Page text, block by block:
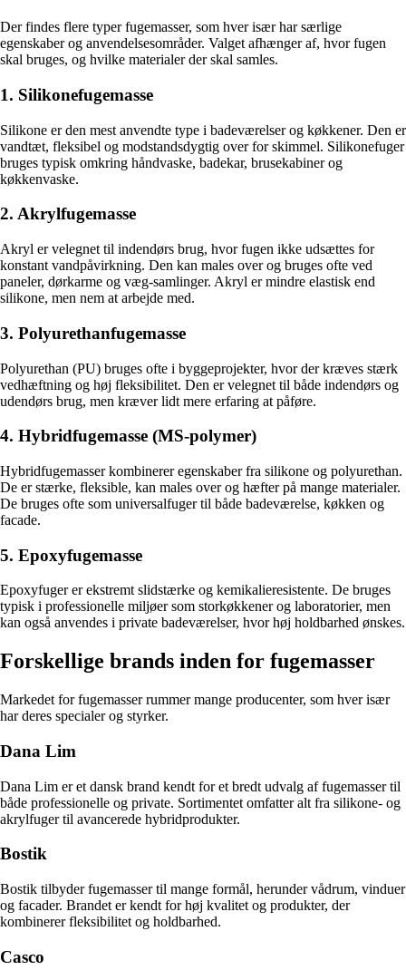
Der findes flere typer fugemasser, som hver især har særlige
egenskaber og anvendelsesområder. Valget afhænger af, hvor fugen
skal bruges, og hvilke materialer der skal samles.
1. Silikonefugemasse
Silikone er den mest anvendte type i badeværelser og køkkener. Den er
vandtæt, fleksibel og modstandsdygtig over for skimmel. Silikonefuger
bruges typisk omkring håndvaske, badekar, brusekabiner og
køkkenvaske.
2. Akrylfugemasse
Akryl er velegnet til indendørs brug, hvor fugen ikke udsættes for
konstant vandpåvirkning. Den kan males over og bruges ofte ved
paneler, dørkarme og væg-samlinger. Akryl er mindre elastisk end
silikone, men nem at arbejde med.
3. Polyurethanfugemasse
Polyurethan (PU) bruges ofte i byggeprojekter, hvor der kræves stærk
vedhæftning og høj fleksibilitet. Den er velegnet til både indendørs og
udendørs brug, men kræver lidt mere erfaring at påføre.
4. Hybridfugemasse (MS-polymer)
Hybridfugemasser kombinerer egenskaber fra silikone og polyurethan.
De er stærke, fleksible, kan males over og hæfter på mange materialer.
De bruges ofte som universalfuger til både badeværelse, køkken og
facade.
5. Epoxyfugemasse
Epoxyfuger er ekstremt slidstærke og kemikalieresistente. De bruges
typisk i professionelle miljøer som storkøkkener og laboratorier, men
kan også anvendes i private badeværelser, hvor høj holdbarhed ønskes.
Forskellige brands inden for fugemasser
Markedet for fugemasser rummer mange producenter, som hver især
har deres specialer og styrker.
Dana Lim
Dana Lim er et dansk brand kendt for et bredt udvalg af fugemasser til
både professionelle og private. Sortimentet omfatter alt fra silikone- og
akrylfuger til avancerede hybridprodukter.
Bostik
Bostik tilbyder fugemasser til mange formål, herunder vådrum, vinduer
og facader. Brandet er kendt for høj kvalitet og produkter, der
kombinerer fleksibilitet og holdbarhed.
Casco